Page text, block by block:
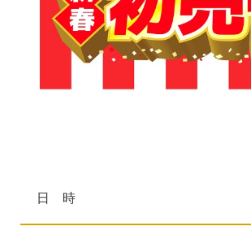
日 時